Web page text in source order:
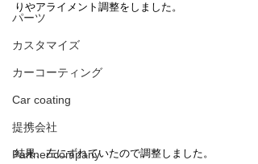
パーツ
カスタマイズ
カーコーティング
Car coating
提携会社
Partner company
りやアライメント調整をしました。
結果、左にずれていたので調整しました。